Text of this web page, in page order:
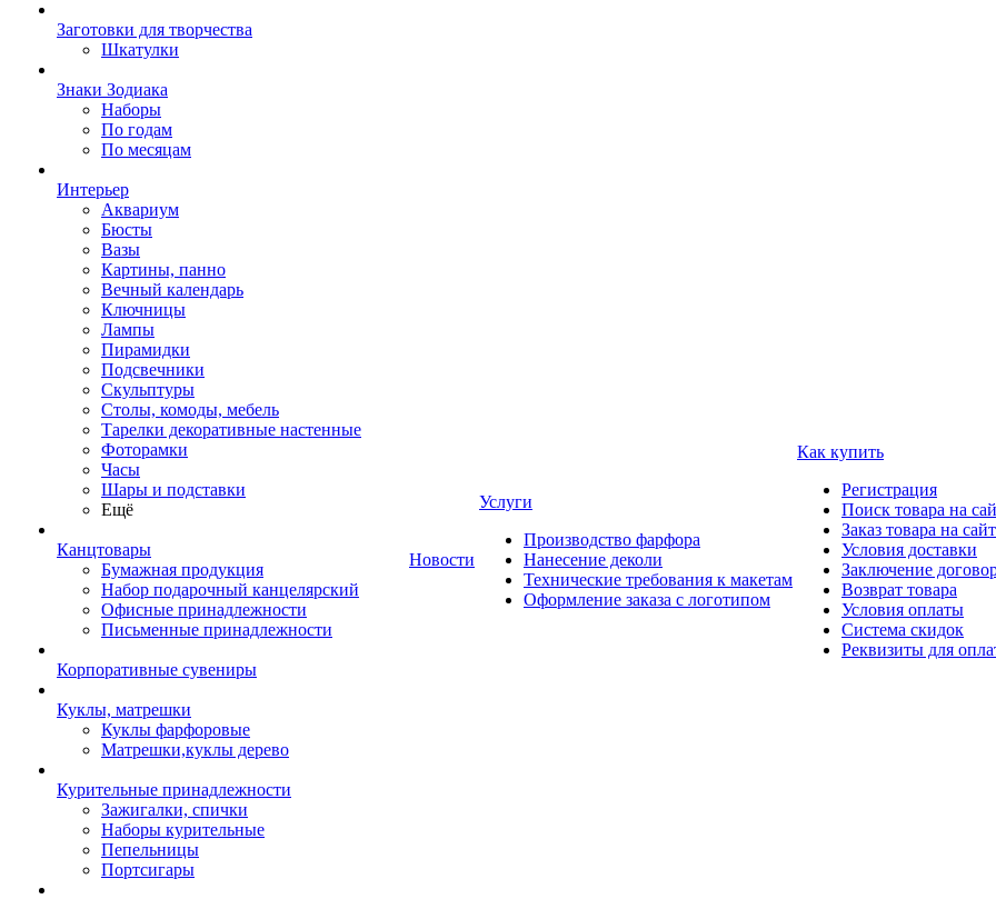
Заготовки для творчества
Шкатулки
Знаки Зодиака
Наборы
По годам
По месяцам
Интерьер
Аквариум
Бюсты
Вазы
Картины, панно
Вечный календарь
Ключницы
Лампы
Пирамидки
Подсвечники
Скульптуры
Столы, комоды, мебель
Тарелки декоративные настенные
Фоторамки
Часы
Шары и подставки
Ещё
Канцтовары
Бумажная продукция
Набор подарочный канцелярский
Офисные принадлежности
Письменные принадлежности
Корпоративные сувениры
Куклы, матрешки
Куклы фарфоровые
Матрешки,куклы дерево
Курительные принадлежности
Зажигалки, спички
Наборы курительные
Пепельницы
Портсигары
Новости
Услуги
Производство фарфора
Нанесение деколи
Технические требования к макетам
Оформление заказа с логотипом
Как купить
Регистрация
Поиск товара на
Заказ товара на
Условия доставки
Заключение
Возврат товара
Условия оплаты
Система скидок
Реквизиты для